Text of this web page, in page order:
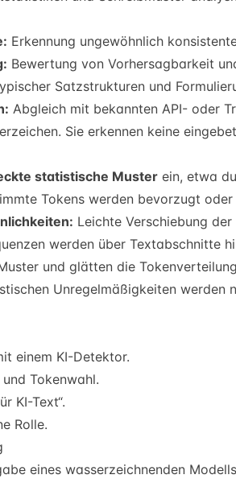
Erkennung ungewöhnlich
Bewertung von Vorhersagbarkeit
Satzstrukturen und
Abgleich mit bekannten API- oder
Sie erkennen keine
statistische Muster ein, etwa
Tokens werden bevorzugt
Leichte Verschiebung
werden über Textabschnitte
und glätten die
Unregelmäßigkeiten werden
einem KI-Detektor.
Tokenwahl.
KI-Text“.
Rolle.
eines wasserzeichnenden